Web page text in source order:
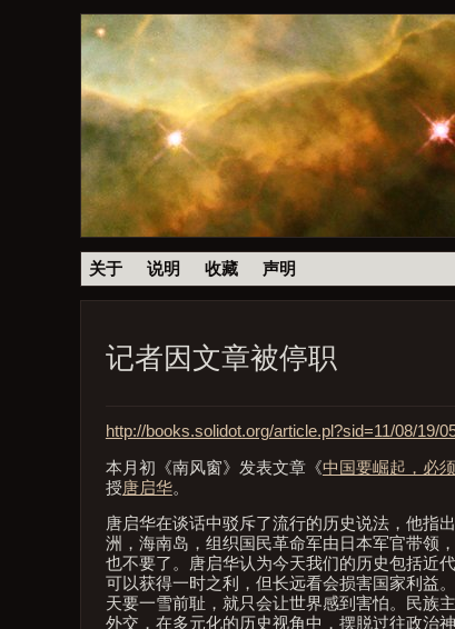
关于 说明 收藏 声明
记者因文章被停职
http://books.solidot.org/article.pl?sid=11/08/19/
本月初《南风窗》发表文章《中国要崛起，必
授唐启华。
唐启华在谈话中驳斥了流行的历史说法，他指
洲，海南岛，组织国民革命军由日本军官带领
也不要了。唐启华认为今天我们的历史包括近
可以获得一时之利，但长远看会损害国家利益
天要一雪前耻，就只会让世界感到害怕。民族
外交，在多元化的历史视角中，摆脱过往政治